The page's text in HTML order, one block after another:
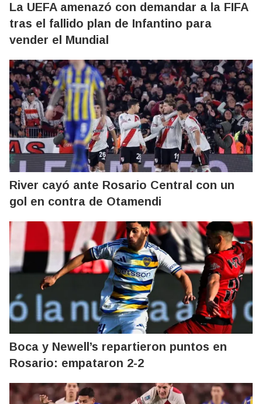
La UEFA amenazó con demandar a la FIFA
tras el fallido plan de Infantino para
vender el Mundial
River cayó ante Rosario Central con un
gol en contra de Otamendi
Boca y Newell’s repartieron puntos en
Rosario: empataron 2-2